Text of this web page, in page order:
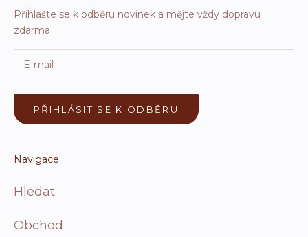
Přihlašte se k odběru novinek a mějte vždy dopravu
zdarma
PŘIHLÁSIT SE K ODBĚRU
Navigace
Hledat
Obchod